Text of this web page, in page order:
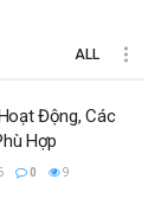
ALL
Động, Các
Hợp
0 9